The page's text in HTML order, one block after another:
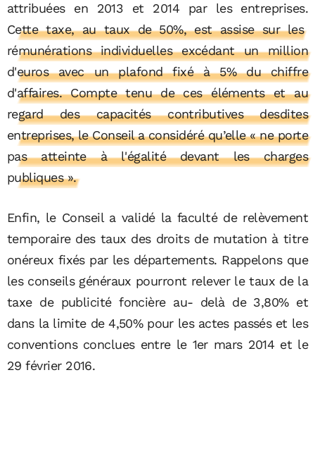
attribuées en 2013 et 2014 par les entreprises.
Cette taxe, au taux de 50%, est assise sur les
rémunérations individuelles excédant un million
d'euros avec un plafond fixé à 5% du chiffre
d'affaires. Compte tenu de ces éléments et au
regard des capacités contributives desdites
entreprises, le Conseil a considéré qu’elle « ne porte
pas atteinte à l'égalité devant les charges
publiques ».
Enfin, le Conseil a validé la faculté de relèvement
temporaire des taux des droits de mutation à titre
onéreux fixés par les départements. Rappelons que
les conseils généraux pourront relever le taux de la
taxe de publicité foncière au- delà de 3,80% et
dans la limite de 4,50% pour les actes passés et les
conventions conclues entre le 1er mars 2014 et le
29 février 2016.